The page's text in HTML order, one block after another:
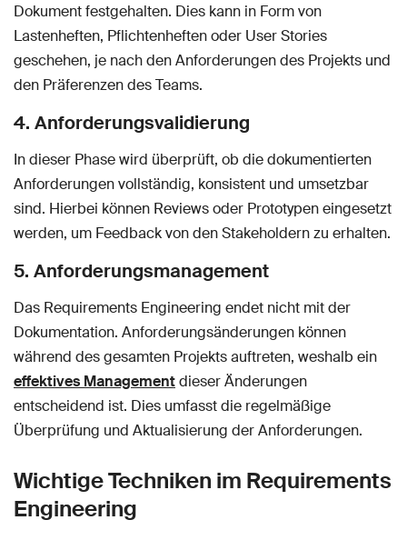
Dokument festgehalten. Dies kann in Form von
Lastenheften, Pflichtenheften oder User Stories
geschehen, je nach den Anforderungen des Projekts und
den Präferenzen des Teams.
4. Anforderungsvalidierung
In dieser Phase wird überprüft, ob die dokumentierten
Anforderungen vollständig, konsistent und umsetzbar
sind. Hierbei können Reviews oder Prototypen eingesetzt
werden, um Feedback von den Stakeholdern zu erhalten.
5. Anforderungsmanagement
Das Requirements Engineering endet nicht mit der
Dokumentation. Anforderungsänderungen können
während des gesamten Projekts auftreten, weshalb ein
effektives Managementdieser Änderungen
entscheidend ist. Dies umfasst die regelmäßige
Überprüfung und Aktualisierung der Anforderungen.
Wichtige Techniken im Requirements
Engineering